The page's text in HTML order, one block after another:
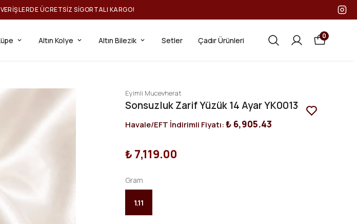
ÜCRETSIZ SIGORTALI KARGO!
Altın Kolye Altın Bilezik Setler Çadır Ürünleri 0
Eyimli Mucevherat
Sonsuzluk Zarif Yüzük 14 Ayar YK0013
Havale/EFT İndirimli Fiyatı:₺ 6,905.43
₺ 7,119.00
Gram
1.11